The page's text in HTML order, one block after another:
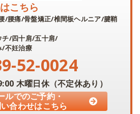
こちら
/腰痛/骨盤矯正/椎間板ヘルニア/腱鞘
チ/四十肩/五十肩/
/不妊治療
52-0024
木曜日休（不定休あり）
ルでのご予約・
合わせはこちら